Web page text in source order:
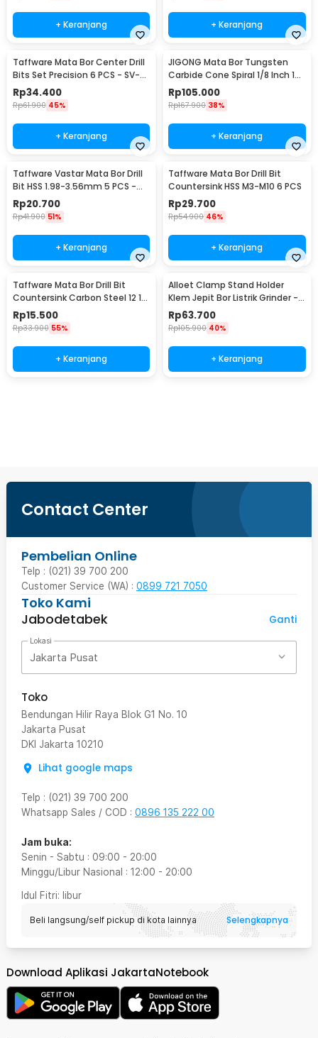
+ Keranjang + Keranjang
Taffware Mata Bor Center Drill
Bits Set Precision 6 PCS - SV-
VDB25
Rp34.400
Rp61.900 45%
+ Keranjang
JIGONG Mata Bor Tungsten
Carbide Cone Spiral 1/8 Inch 10
PCS - JG8
Rp105.000
Rp167.900 38%
+ Keranjang
Taffware Vastar Mata Bor Drill
Bit HSS 1.98-3.56mm 5 PCS -
SV-VDB26
Rp20.700
Rp41.900 51%
+ Keranjang
Taffware Mata Bor Drill Bit
Countersink HSS M3-M10 6 PCS
Rp29.700
Rp54.900 46%
+ Keranjang
Taffware Mata Bor Drill Bit
Countersink Carbon Steel 12 16
19mm 3 PCS
Rp15.500
Rp33.900 55%
+ Keranjang
Alloet Clamp Stand Holder
Klem Jepit Bor Listrik Grinder -
BG-6117
Rp63.700
Rp105.900 40%
+ Keranjang
Contact Center
Pembelian Online
Telp : (021) 39 700 200
Customer Service (WA) : 0899 721 7050
Toko Kami
Jabodetabek
Ganti
Lokasi
Jakarta Pusat
Toko
Bendungan Hilir Raya Blok G1 No. 10
Jakarta Pusat
DKI Jakarta 10210
Lihat google maps
Telp : (021) 39 700 200
Whatsapp Sales / COD : 0896 135 222 00
Jam buka:
Senin - Sabtu : 09:00 - 20:00
Minggu/Libur Nasional : 12:00 - 20:00
Idul Fitri: libur
Beli langsung/self pickup di kota lainnya Selengkapnya
Download Aplikasi JakartaNotebook